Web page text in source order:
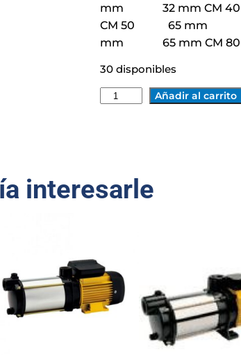
mm 32 mm CM
CM 50 65 mm
mm 65 mm CM
30 disponibles
C
E
Í
F
U
Añadir al carrito
interesarle